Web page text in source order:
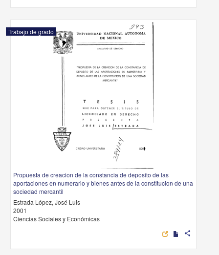
Trabajo de grado
Propuesta de creacion de la constancia de deposito de las
aportaciones en numerario y bienes antes de la constitucion de una
sociedad mercantil
Estrada López, José Luis
2001
Ciencias Sociales y Económicas
share